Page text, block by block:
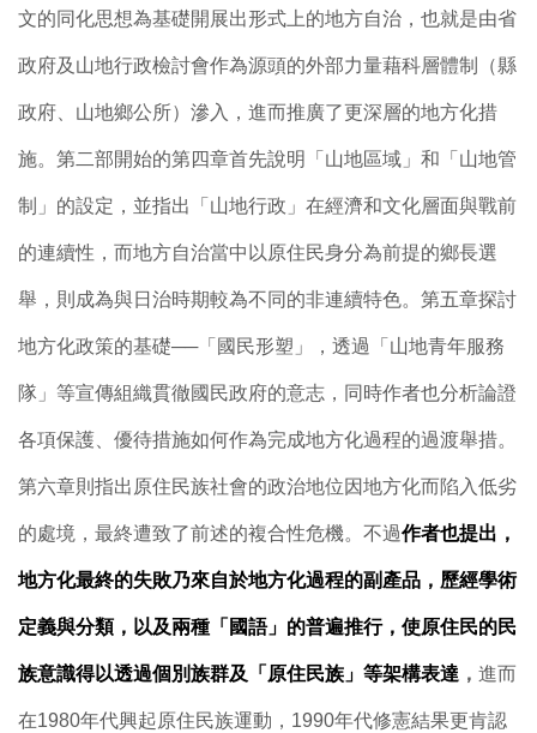
文的同化思想為基礎開展出形式上的地方自治，也就是由省
政府及山地行政檢討會作為源頭的外部力量藉科層體制（縣
政府、山地鄉公所）滲入，進而推廣了更深層的地方化措
施。第二部開始的第四章首先說明「山地區域」和「山地管
制」的設定，並指出「山地行政」在經濟和文化層面與戰前
的連續性，而地方自治當中以原住民身分為前提的鄉長選
舉，則成為與日治時期較為不同的非連續特色。第五章探討
地方化政策的基礎──「國民形塑」，透過「山地青年服務
隊」等宣傳組織貫徹國民政府的意志，同時作者也分析論證
各項保護、優待措施如何作為完成地方化過程的過渡舉措。
第六章則指出原住民族社會的政治地位因地方化而陷入低劣
的處境，最終遭致了前述的複合性危機。不過作者也提出，
地方化最終的失敗乃來自於地方化過程的副產品，歷經學術
定義與分類，以及兩種「國語」的普遍推行，使原住民的民
族意識得以透過個別族群及「原住民族」等架構表達 ， 進而
在1980年代興起原住民族運動，1990年代修憲結果更肯認